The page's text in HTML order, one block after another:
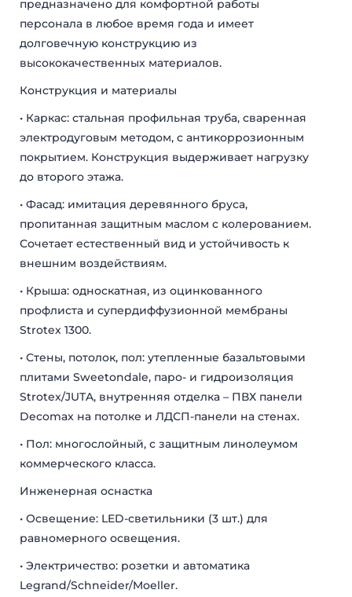
ДАЧНЫЕ ДОМИКИ
САНИТАРНЫЕ БЛОКИ
МОДУЛЬНЫЕ ПРАЧЕЧНЫЕ
ПОСТЫ ОХРАНЫ
МОДУЛЬНЫЕ ЗДАНИЯ
МОДУЛЬНЫЕ ГОСТИНИЦЫ
БЫТОВКИ
предназначено для комфортной работы
персонала в любое время года и имеет
долговечную конструкцию из
высококачественных материалов.
Конструкция и материалы
• Каркас: стальная профильная труба, сваренная
электродуговым методом, с антикоррозионным
покрытием. Конструкция выдерживает нагрузку
до второго этажа.
• Фасад: имитация деревянного бруса,
пропитанная защитным маслом с колерованием.
Сочетает естественный вид и устойчивость к
внешним воздействиям.
• Крыша: односкатная, из оцинкованного
профлиста и супердиффузионной мембраны
Strotex 1300.
• Стены, потолок, пол: утепленные базальтовыми
плитами Sweetondale, паро- и гидроизоляция
Strotex/JUTA, внутренняя отделка – ПВХ панели
Decomax на потолке и ЛДСП-панели на стенах.
• Пол: многослойный, с защитным линолеумом
коммерческого класса.
Инженерная оснастка
• Освещение: LED-светильники (3 шт.) для
равномерного освещения.
• Электричество: розетки и автоматика
Legrand/Schneider/Moeller.